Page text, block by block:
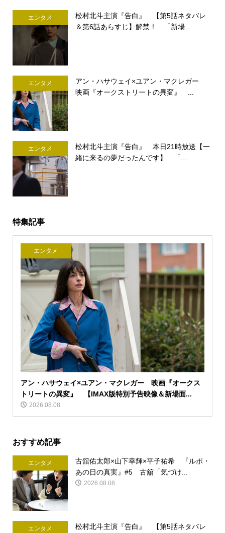
エンタメ
松村北斗主演『告白』 【第5話ネタバレ
＆第6話あらすじ】解禁！ 「新場...
エンタメ
アン・ハサウェイ×ユアン・マクレガー
映画『オークストリートの異変』 ...
エンタメ
松村北斗主演『告白』 本日21時放送【一
緒に来るの夢だったんです】 「...
特集記事
エンタメ
アン・ハサウェイ×ユアン・マクレガー 映画『オークス
トリートの異変』 【IMAX版特別予告映像＆新場面...
2026.08.08
おすすめ記事
エンタメ
古舘佑太郎×山下幸輝×平子祐希 『ルポ・
あの日の真実』#5 古舘「気づけ...
2026.08.08
エンタメ
松村北斗主演『告白』 【第5話ネタバレ